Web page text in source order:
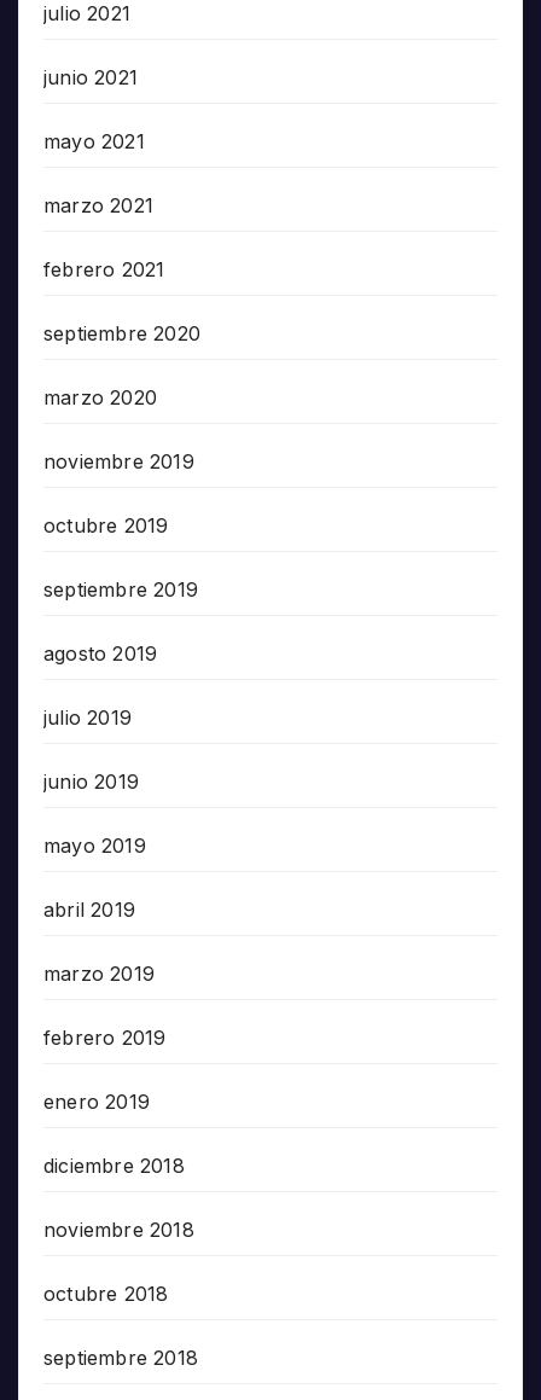
julio 2021
junio 2021
mayo 2021
marzo 2021
febrero 2021
septiembre 2020
marzo 2020
noviembre 2019
octubre 2019
septiembre 2019
agosto 2019
julio 2019
junio 2019
mayo 2019
abril 2019
marzo 2019
febrero 2019
enero 2019
diciembre 2018
noviembre 2018
octubre 2018
septiembre 2018